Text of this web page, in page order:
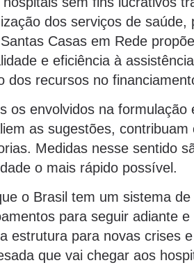
dos serviços de saúde,
Casas em Rede
e eficiência à
dos recursos no
os envolvidos na formulação
as sugestões,
Medidas nesse sentido
o mais rápido possível.
o Brasil tem um sistema
para seguir adiante
estrutura para novas crises
que vai chegar aos